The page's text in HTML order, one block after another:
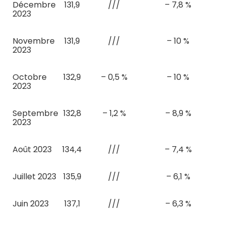
Décembre
2023
131,9 /// – 7,8 %
Novembre
2023
131,9 /// – 10 %
Octobre
2023
132,9 – 0,5 % – 10 %
Septembre
2023
132,8 – 1,2 % – 8,9 %
Août 2023 134,4 /// – 7,4 %
Juillet 2023 135,9 /// – 6,1 %
Juin 2023 137,1 /// – 6,3 %